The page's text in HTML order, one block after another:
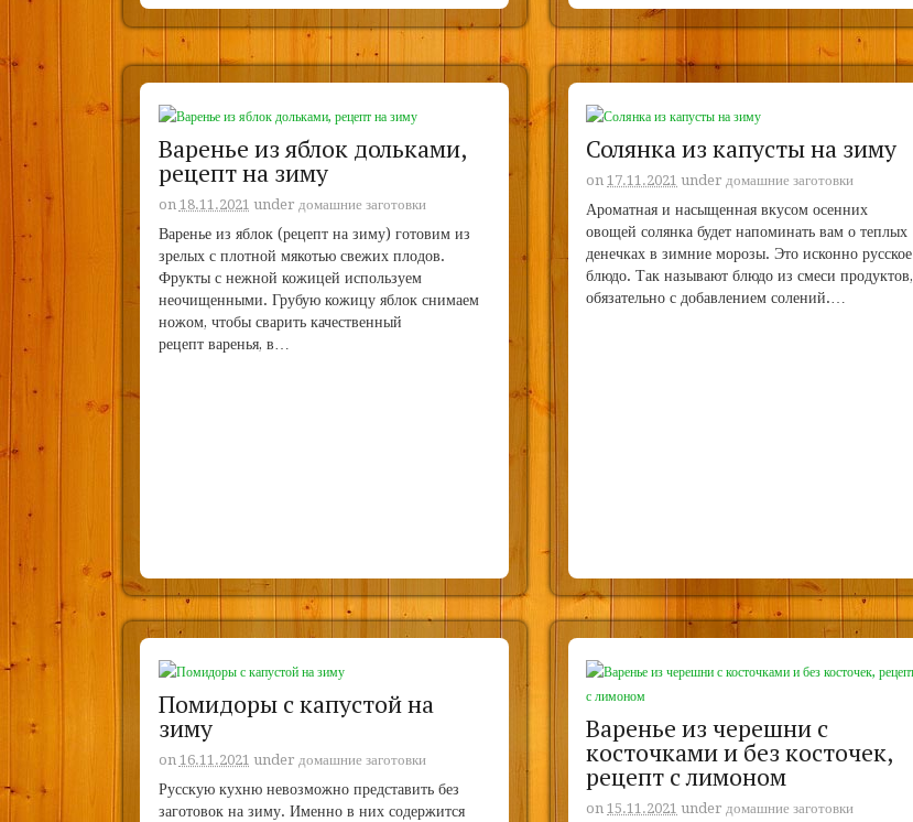
Варенье из яблок дольками,
рецепт на зиму
on 18.11.2021 under домашние заготовки
Варенье из яблок (рецепт на зиму) готовим из
зрелых с плотной мякотью свежих плодов.
Фрукты с нежной кожицей используем
неочищенными. Грубую кожицу яблок снимаем
ножом, чтобы сварить качественный
рецепт варенья, в…
Солянка из капусты на зиму
on17.11.2021 underдомашние заготовки
Ароматная и насыщенная вкусом осенних
овощей солянка будет напоминать вам о теплых
денечках в зимние морозы. Это исконно русское
блюдо. Так называют блюдо из смеси продуктов,
обязательно с добавлением солений.…
Помидоры с капустой на
зиму
on 16.11.2021 under домашние заготовки
Русскую кухню невозможно представить без
заготовок на зиму. Именно в них содержится
Варенье из черешни с
косточками и без косточек,
рецепт с лимоном
on15.11.2021 underдомашние заготовки